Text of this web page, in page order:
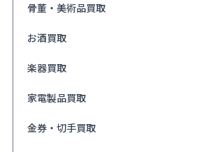
骨董・美術品買取
お酒買取
楽器買取
家電製品買取
金券・切手買取